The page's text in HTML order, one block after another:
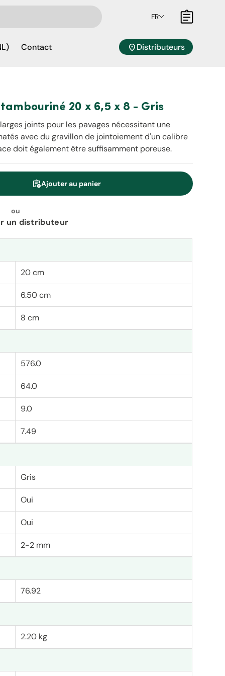
FR Panier
Contact location_onDistributeurs
20 x 6,5 x 8 - Gris
joints pour les pavages nécessitant une
avec du gravillon de jointoiement d'un calibre
doit également être suffisamment poreuse.
assignment_addAjouter au panier
ou
un distributeur
20 cm
6.50 cm
8 cm
576.0
64.0
9.0
7.49
Gris
Oui
Oui
2-2 mm
76.92
2.20 kg